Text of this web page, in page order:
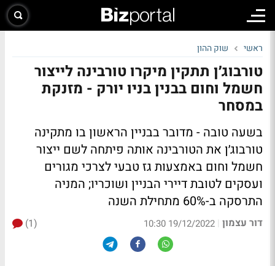
ראשי שוק ההון
טורבוג׳ן תתקין מיקרו טורבינה לייצור
חשמל וחום בבנין בניו יורק - מזנקת
במסחר
בשעה טובה - מדובר בבניין הראשון בו מתקינה
טורבוג׳ן את הטורבינה אותה פיתחה לשם ייצור
חשמל וחום באמצעות גז טבעי לצרכי מגורים
ועסקים לטובת דיירי הבניין ושוכריו; המניה
התרסקה ב-60% מתחילת השנה
דור עצמון |
19/12/2022 10:30
(1)